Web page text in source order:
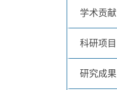
学术贡献
科研项目
研究成果